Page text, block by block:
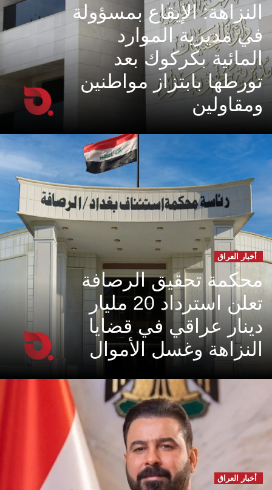
النزاهة: الإيقاع بمسؤولة
في مديرية الموارد
المائية بكركوك بعد
تورطها بابتزاز مواطنين
ومقاولين
أخبار العراق
محكمة تحقيق الرصافة
تعلن استرداد 20 مليار
دينار عراقي في قضايا
النزاهة وغسل الأموال
أخبار العراق